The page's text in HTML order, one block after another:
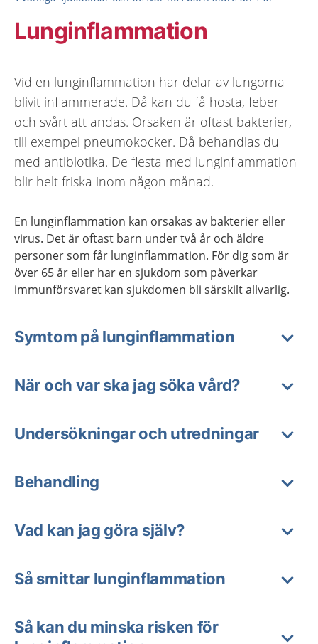
Lunginflammation
Vid en lunginflammation har delar av lungorna
blivit inflammerade. Då kan du få hosta, feber
och svårt att andas. Orsaken är oftast bakterier,
till exempel pneumokocker. Då behandlas du
med antibiotika. De flesta med lunginflammation
blir helt friska inom någon månad.
En lunginflammation kan orsakas av bakterier eller
virus. Det är oftast barn under två år och äldre
personer som får lunginflammation. För dig som är
över 65 år eller har en sjukdom som påverkar
immunförsvaret kan sjukdomen bli särskilt allvarlig.
Symtom på lunginflammation
När och var ska jag söka vård?
Undersökningar och utredningar
Behandling
Vad kan jag göra själv?
Så smittar lunginflammation
Så kan du minska risken för